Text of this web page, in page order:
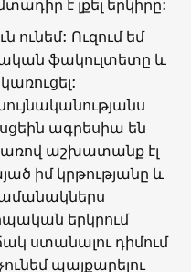
է լքել երկիրը:
ունեմ: Ուզում եմ
ֆակուլտետը և
ագրեսիա են
աշխատանք էլ
իմ կրթությանը և
երկրում
ստանալու դիմում
պայքարելու